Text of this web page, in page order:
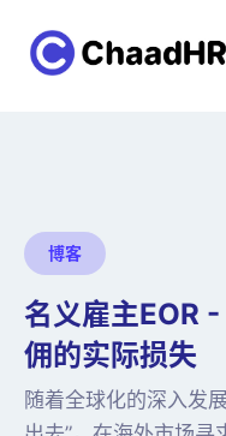
博客
名义雇主EOR
佣的实际损失
随着全球化的深入发